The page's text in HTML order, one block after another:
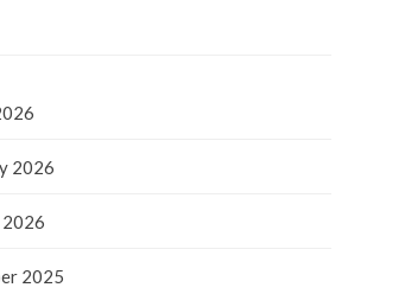
2026
2026
2025